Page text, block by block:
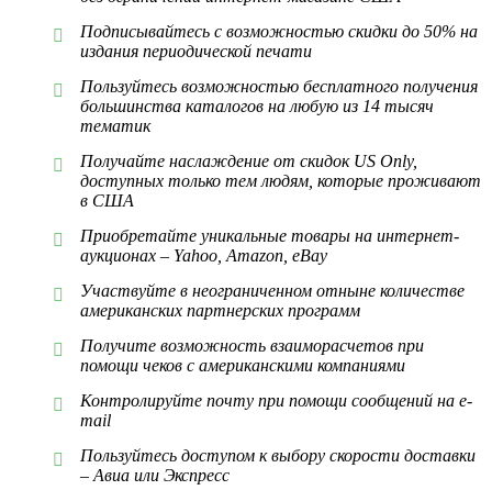
Подписывайтесь с возможностью скидки до 50% на
издания периодической печати
Пользуйтесь возможностью бесплатного получения
большинства каталогов на любую из 14 тысяч
тематик
Получайте наслаждение от скидок US Only,
доступных только тем людям, которые проживают
в США
Приобретайте уникальные товары на интернет-
аукционах – Yahoo, Amazon, eBay
Участвуйте в неограниченном отныне количестве
американских партнерских программ
Получите возможность взаиморасчетов при
помощи чеков с американскими компаниями
Контролируйте почту при помощи сообщений на e-
mail
Пользуйтесь доступом к выбору скорости доставки
– Авиа или Экспресс